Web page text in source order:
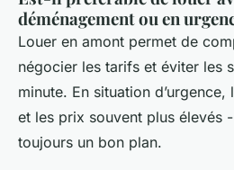
déménagement ou en
Louer en amont permet de
négocier les tarifs et éviter les
minute. En situation
et les prix souvent plus élevés
toujours un bon plan.